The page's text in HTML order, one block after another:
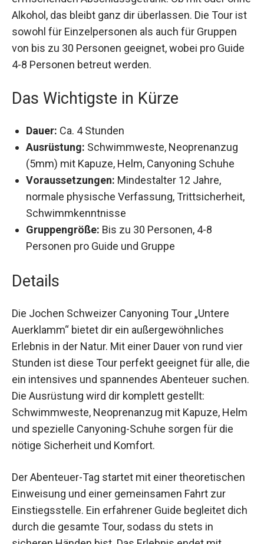
Stunden voller Action endet die Tour mit einem
erfrischenden Abschlussgetränk. Ob mit oder
ohne Alkohol, das bleibt ganz dir überlassen. Die
Tour ist sowohl für Einzelpersonen als auch für
pro Guide 4-8 Personen betreut werden.
Das Wichtigste in Kürze
Dauer:
Ca. 4 Stunden
Ausrüstung:
Schwimmweste, Neoprenanzug
(5mm) mit Kapuze, Helm, Canyoning Schuhe
Voraussetzungen:
Mindestalter 12 Jahre,
Trittsicherheit, Schwimmkenntnisse
Gruppengröße:
Bis zu 30 Personen, 4-8
Personen pro Guide und Gruppe
Details
Die Jochen Schweizer Canyoning Tour „Untere
Erlebnis in der Natur. Mit einer Dauer von rund vier
Stunden ist diese Tour perfekt geeignet für alle,
die ein intensives und spannendes Abenteuer
suchen. Die Ausrüstung wird dir komplett
gestellt: Schwimmweste, Neoprenanzug mit
Kapuze, Helm und spezielle Canyoning-Schuhe
sorgen für die nötige Sicherheit und Komfort.
Der Abenteuer-Tag startet mit einer
theoretischen Einweisung und einer
gemeinsamen Fahrt zur Einstiegsstelle. Ein